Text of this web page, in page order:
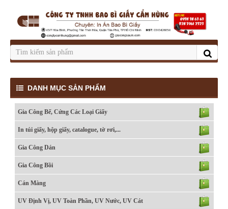
DANH MỤC SẢN PHẨM
Gia Công Bế, Cứng Các Loại Giấy
In túi giấy, hộp giấy, catalogue, tờ rơi,...
Gia Công Dán
Gia Công Bồi
Cán Màng
UV Định Vị, UV Toàn Phần, UV Nước, UV Cát